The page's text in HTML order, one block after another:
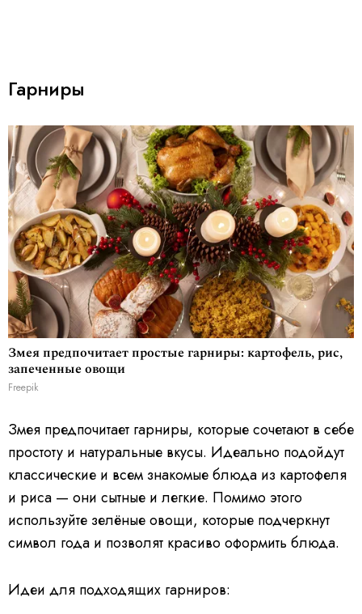
Гарниры
Змея предпочитает простые гарниры: картофель, рис,
запеченные овощи
Freepik
Змея предпочитает гарниры, которые сочетают в себе
простоту и натуральные вкусы. Идеально подойдут
классические и всем знакомые блюда из картофеля
и риса — они сытные и легкие. Помимо этого
используйте зелёные овощи, которые подчеркнут
символ года и позволят красиво оформить блюда.
Идеи для подходящих гарниров: